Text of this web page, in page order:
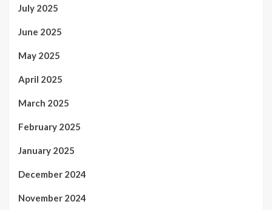
July 2025
June 2025
May 2025
April 2025
March 2025
February 2025
January 2025
December 2024
November 2024